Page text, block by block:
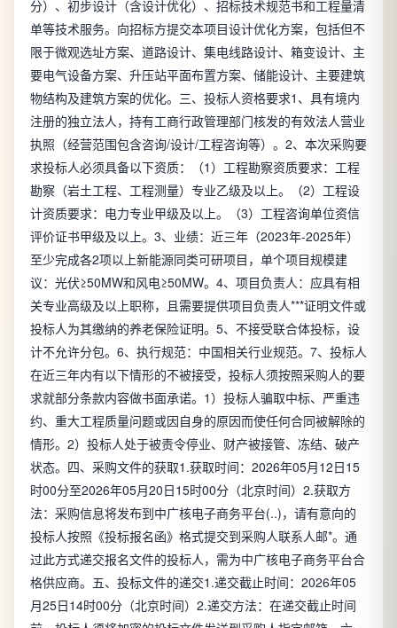
分）、初步设计（含设计优化）、招标技术规范书和工程量清
单等技术服务。向招标方提交本项目设计优化方案，包括但不
限于微观选址方案、道路设计、集电线路设计、箱变设计、主
要电气设备方案、升压站平面布置方案、储能设计、主要建筑
物结构及建筑方案的优化。三、投标人资格要求1、具有境内
注册的独立法人，持有工商行政管理部门核发的有效法人营业
执照（经营范围包含咨询/设计/工程咨询等）。2、本次采购要
求投标人必须具备以下资质：（1）工程勘察资质要求：工程
勘察（岩土工程、工程测量）专业乙级及以上。（2）工程设
计资质要求：电力专业甲级及以上。（3）工程咨询单位资信
评价证书甲级及以上。3、业绩：近三年（2023年-2025年）
至少完成各2项以上新能源同类可研项目，单个项目规模建
议：光伏≥50MW和风电≥50MW。4、项目负责人：应具有相
关专业高级及以上职称，且需要提供项目负责人***证明文件或
投标人为其缴纳的养老保险证明。5、不接受联合体投标，设
计不允许分包。6、执行规范：中国相关行业规范。7、投标人
在近三年内有以下情形的不被接受，投标人须按照采购人的要
求就部分条款内容做书面承诺。1）投标人骗取中标、严重违
约、重大工程质量问题或因自身的原因而使任何合同被解除的
情形。2）投标人处于被责令停业、财产被接管、冻结、破产
状态。四、采购文件的获取1.获取时间：2026年05月12日15
时00分至2026年05月20日15时00分（北京时间）2.获取方
法：采购信息将发布到中广核电子商务平台(..)，请有意向的
投标人按照《投标报名函》格式提交到采购人联系人邮*。通
过此方式递交报名文件的投标人，需为中广核电子商务平台合
格供应商。五、投标文件的递交1.递交截止时间：2026年05
月25日14时00分（北京时间）2.递交方法：在递交截止时间